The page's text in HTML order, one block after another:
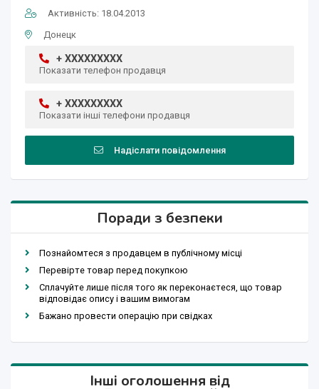
Активність: 18.04.2013
Донецк
+ XXXXXXXXX
Показати телефон продавця
+ XXXXXXXXX
Показати інші телефони продавця
Надіслати повідомлення
Поради з безпеки
Познайомтеся з продавцем в публічному місці
Перевірте товар перед покупкою
Сплачуйте лише після того як переконаєтеся, що товар
відповідає опису і вашим вимогам
Бажано провести операцію при свідках
Інші оголошення від